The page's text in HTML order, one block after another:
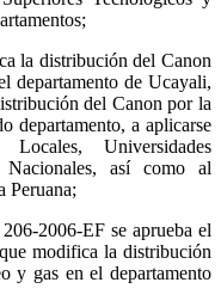
la distribución del Canon
departamento de Ucayali,
del Canon por la
departamento, a aplicarse
Universidades
Nacionales, así como al
Peruana;
2006-EF se aprueba el
modifica la distribución
y gas en el departamento